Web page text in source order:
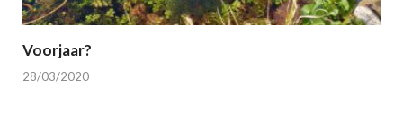
Voorjaar?
28/03/2020